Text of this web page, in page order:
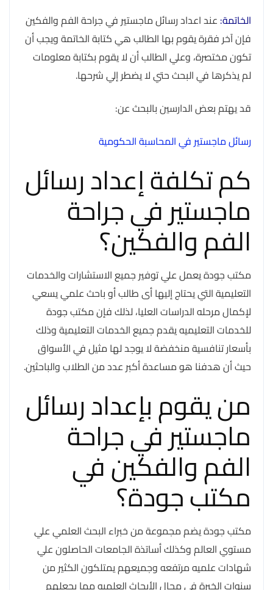
الخاتمة: عند اعداد رسائل ماجستير في جراحة الفم والفكين
فإن آخر فقرة يقوم بها الطالب هي كتابة الخاتمة ويجب أن
تكون مختصرة، وعلي الطالب أن لا يقوم بكتابة معلومات
لم يذكرها في البحث حتي لا يضطر إلي شرحها.
قد يهتم بعض الدارسين بالبحث عن:
رسائل ماجستير في المحاسبة الحكومية
كم تكلفة إعداد رسائل
ماجستير في جراحة
الفم والفكين؟
مكتب جودة يعمل علي توفير جميع الاستشارات والخدمات
التعليمية التي يحتاج إليها أى طالب أو باحث علمي يسعي
لإكمال مرحله الدراسات العليا، لذلك فإن مكتب جودة
للخدمات التعليميه يقدم جميع الخدمات التعليمية وذلك
بأسعار تنافسية منخفضة لا يوجد لها مثيل في الأسواق
حيث أن هدفنا هو مساعدة أكبر عدد من الطلاب والباحثين.
من يقوم بإعداد رسائل
ماجستير في جراحة
الفم والفكين في
مكتب جودة؟
مكتب جودة يضم مجموعة من خبراء البحث العلمي علي
مستوي العالم وكذلك أساتذة الجامعات الحاصلون علي
شهادات علميه مرتفعه وجميعهم يمتلكون الكثير من
سنوات الخبرة في مجال الأبحاث العلميه مما يجعلهم